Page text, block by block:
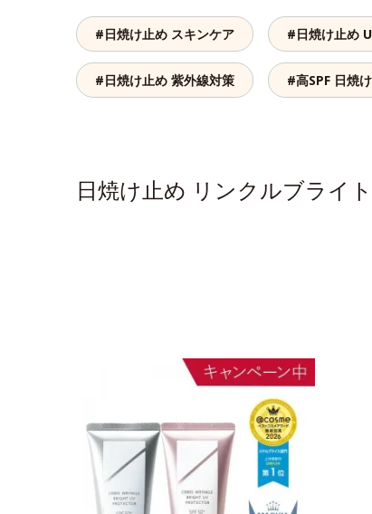
#日焼け止め スキンケア #日焼け止め
#日焼け止め 紫外線対策 #高SPF 日焼
日焼け止め リンクルブライ